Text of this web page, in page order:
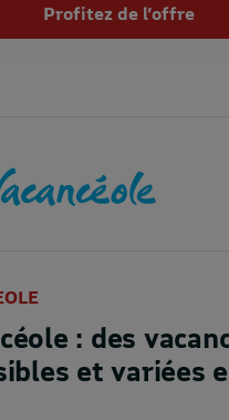
Profitez de l’offre
: des
et variées